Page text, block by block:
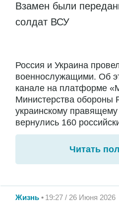
Взамен были
солдат ВСУ
Россия и Украина
военнослужащими. Об
канале на платформе
Министерства обороны
украинскому
вернулись 160
Читать
Жизнь 19:27 / 26 Июня 2026